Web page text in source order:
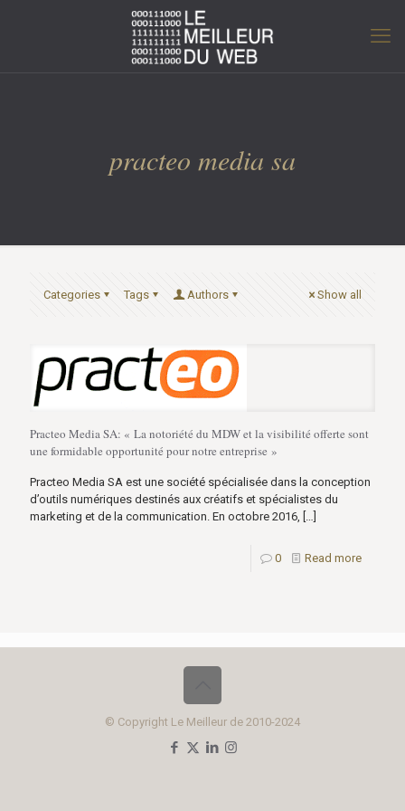
practeo media sa
Categories Tags Authors Show all
Practeo Media SA: « La notoriété du MDW et la visibilité offerte sont
une formidable opportunité pour notre entreprise »
Practeo Media SA est une société spécialisée dans la conception
d’outils numériques destinés aux créatifs et spécialistes du
marketing et de la communication. En octobre 2016, […]
0 Read more
© Copyright Le Meilleur de 2010-2024